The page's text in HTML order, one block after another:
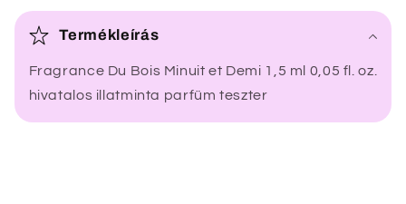
s
c
Termékleírás
Fragrance Du Bois Minuit et Demi 1,5 ml 0,05 fl. oz.
hivatalos illatminta parfüm teszter